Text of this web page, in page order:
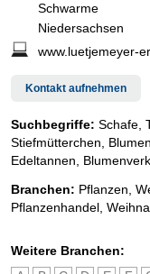
Schwarme
Niedersachsen
www.luetjemeyer-
Kontakt aufnehmen
Suchbegriffe: Schafe,
Stiefmütterchen,
Edeltannen,
Branchen: Pflanzen
Pflanzenhandel
Weitere Branchen: